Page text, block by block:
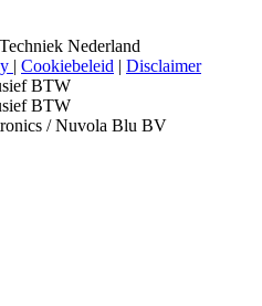
| Cookiebeleid | Disclaimer
BTW
BTW
/ Nuvola Blu BV